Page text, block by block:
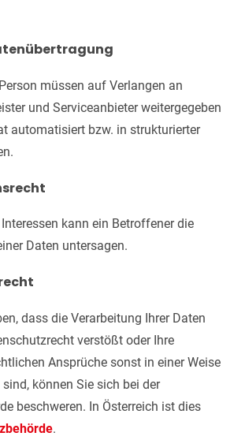
müssen auf Verlangen an
und Serviceanbieter weitergegeben
automatisiert bzw. in strukturierter
kann ein Betroffener die
Daten untersagen.
dass die Verarbeitung Ihrer Daten
verstößt oder Ihre
Ansprüche sonst in einer Weise
können Sie sich bei der
beschweren. In Österreich ist dies
.